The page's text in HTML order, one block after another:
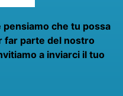
pensiamo che tu possa
far parte del nostro
a inviarci il tuo